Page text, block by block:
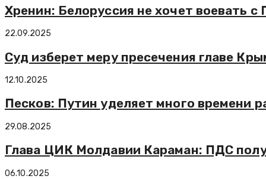
Хренин: Белоруссия не хочет воевать
22.09.2025
Суд изберет меру пресечения главе
12.10.2025
Песков: Путин уделяет много времени
29.08.2025
Глава ЦИК Молдавии Караман: ПДС
06.10.2025